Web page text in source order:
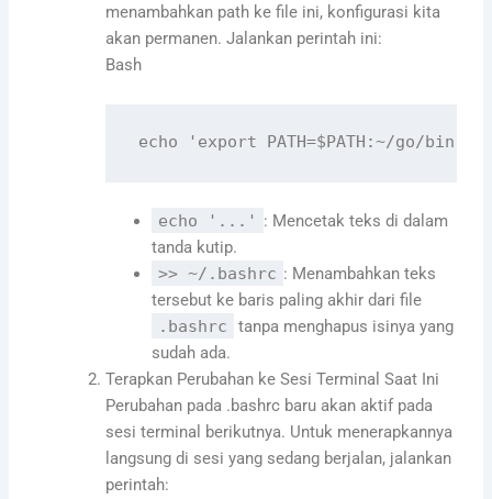
menambahkan path ke file ini, konfigurasi kita
akan permanen. Jalankan perintah ini:
Bash
echo 'export PATH=$PATH:~/go/bin'
echo '...'
: Mencetak teks di dalam
tanda kutip.
>> ~/.bashrc : Menambahkan teks
tersebut ke baris paling akhir dari file
.bashrc
tanpa menghapus isinya yang
sudah ada.
Terapkan Perubahan ke Sesi Terminal Saat Ini
Perubahan pada .bashrc baru akan aktif pada
sesi terminal berikutnya. Untuk menerapkannya
langsung di sesi yang sedang berjalan, jalankan
perintah: